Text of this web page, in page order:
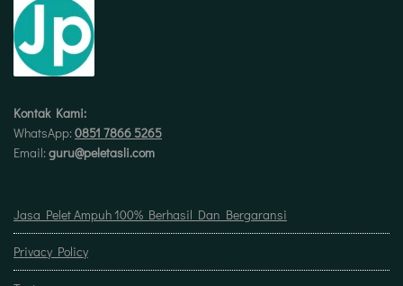
Kontak Kami:
WhatsApp: 0851 7866 5265
Email: guru@peletasli.com
Jasa Pelet Ampuh 100% Berhasil Dan Bergaransi
Privacy Policy